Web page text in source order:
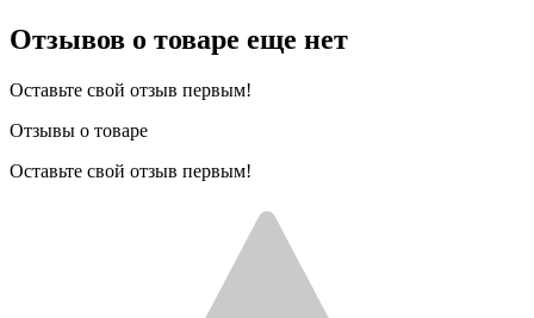
Отзывов о товаре еще нет
Оставьте свой отзыв первым!
Отзывы о товаре
Оставьте свой отзыв первым!